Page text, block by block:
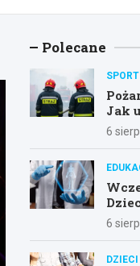
Polecane
SPORT
Jak
6
6
DZIECI